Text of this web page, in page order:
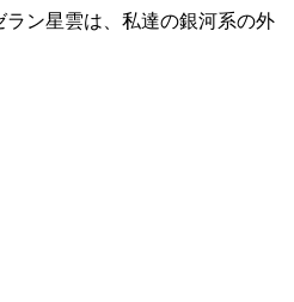
ン星雲は、私達の銀河系の外